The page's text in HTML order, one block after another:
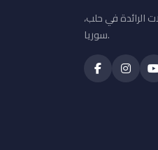
الرائدة في حلب،
سوريا.